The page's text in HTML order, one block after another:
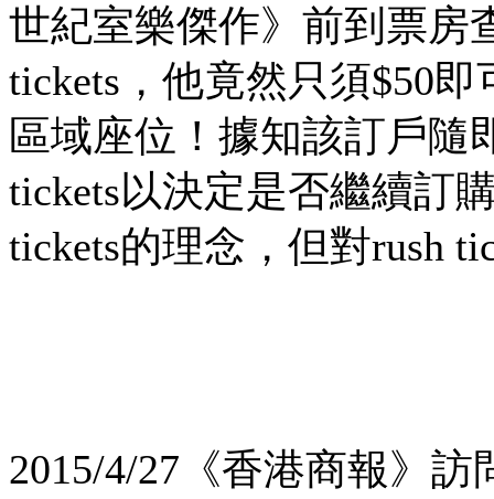
世紀室樂傑作》前到票房
tickets，他竟然只須$50
區域座位！據知該訂戶隨
tickets以決定是否繼續訂
tickets的理念，但對rush
2015/4/27《香港商報》